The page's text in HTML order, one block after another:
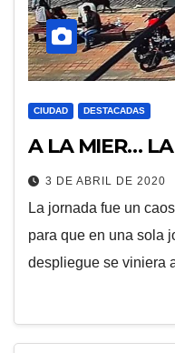
CIUDAD DESTACADAS
A LA MIER…
3 DE ABRIL DE 2020
La jornada fue un
para que en una sola
despliegue se viniera